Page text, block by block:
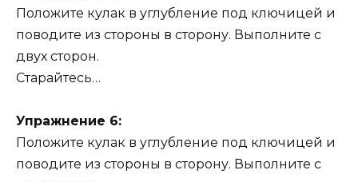
Положите кулак в углубление под ключицей и
поводите из стороны в сторону. Выполните с
двух сторон.
Старайтесь…
Упражнение 6:
Положите кулак в углубление под ключицей и
поводите из стороны в сторону. Выполните с